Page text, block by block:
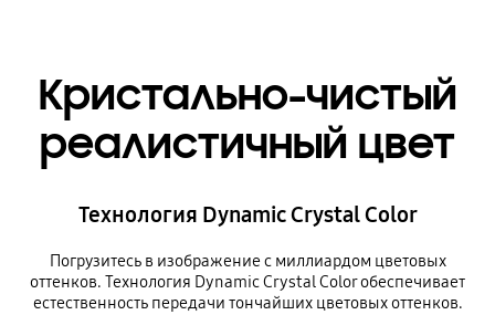
Кристально-чистый
реалистичный цвет
Технология Dynamic Crystal Color
Погрузитесь в изображение с миллиардом цветовых
оттенков. Технология Dynamic Crystal Color обеспечивает
естественность передачи тончайших цветовых оттенков.